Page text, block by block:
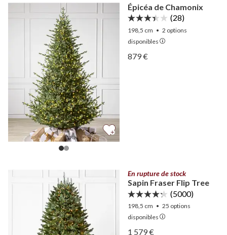
Épicéa de Chamonix
(28)
198,5 cm • 2 options
disponibles
Afficher Épicéa de
Afficher Épicéa de
879 €
En rupture de stock
Sapin Fraser Flip Tree
(5000)
198,5 cm • 25 options
disponibles
Afficher Sapin Fraser Flip
1 579 €